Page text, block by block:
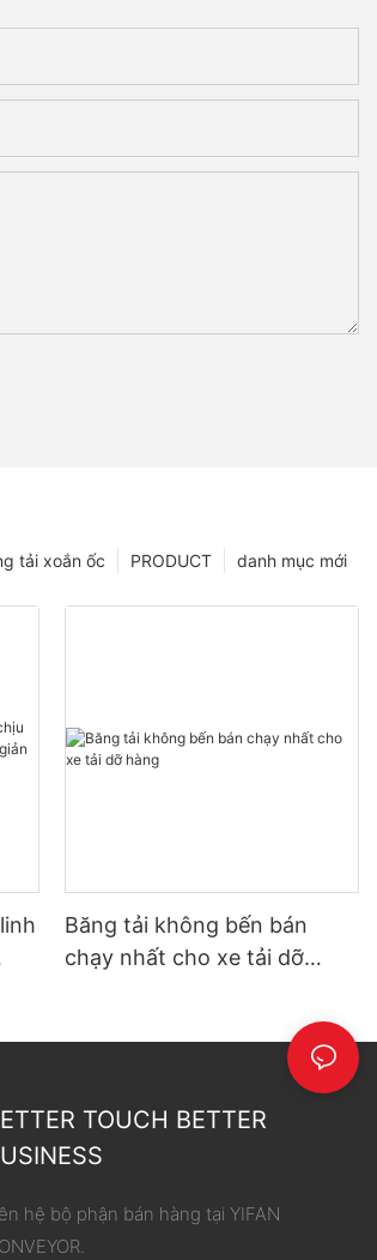
danh mục mới
PRODUCT
tải xoắn ốc
Băng tải không bến bán
chạy nhất cho xe tải dỡ
TOUCH BETTER
hệ bộ phận bán hàng tại YIFAN